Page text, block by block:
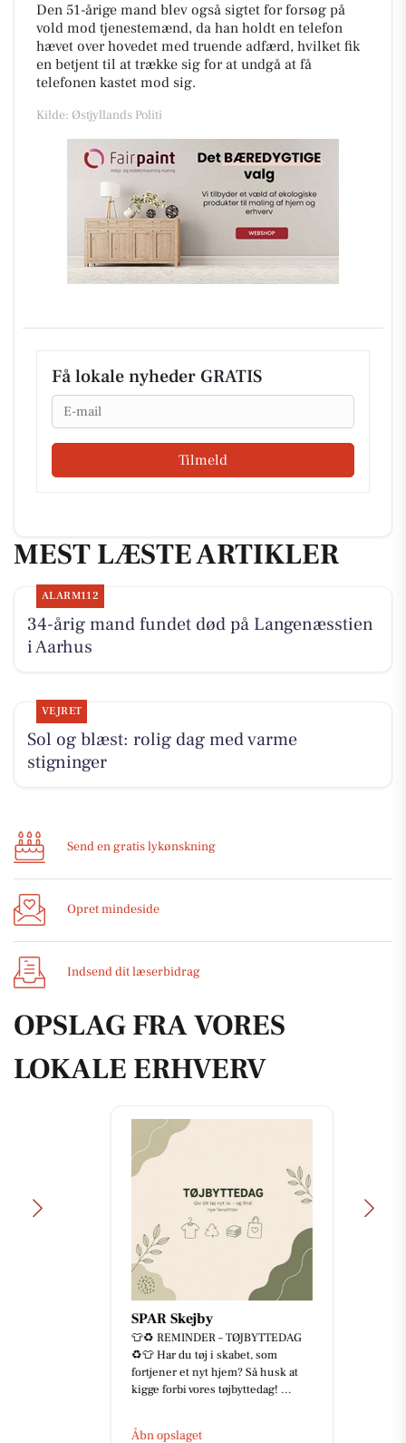
Den 51-årige mand blev også sigtet for forsøg på
vold mod tjenestemænd, da han holdt en telefon
hævet over hovedet med truende adfærd, hvilket fik
en betjent til at trække sig for at undgå at få
telefonen kastet mod sig.
Kilde: Østjyllands Politi
Få lokale nyheder GRATIS
Email
Tilmeld
MEST LÆSTE ARTIKLER
ALARM112
34-årig mand fundet død på Langenæsstien
i Aarhus
VEJRET
Sol og blæst: rolig dag med varme
stigninger
Send en gratis lykønskning
Opret mindeside
Indsend dit læserbidrag
OPSLAG FRA VORES
LOKALE ERHVERV
SPAR Skejby
👕♻️ REMINDER – TØJBYTTEDAG
♻️👕 Har du tøj i skabet, som
fortjener et nyt hjem? Så husk at
kigge forbi vores tøjbyttedag! ...
Åbn opslaget